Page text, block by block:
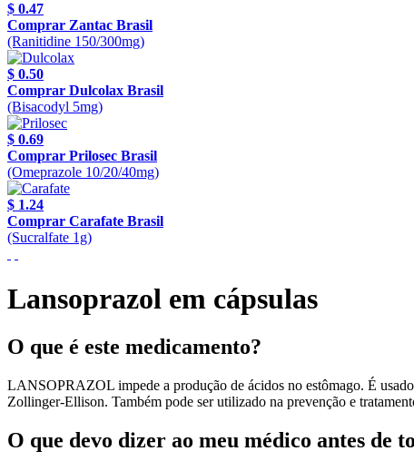
$ 0.47
Comprar Zantac Brasil
(Ranitidine 150/300mg)
$ 0.50
Comprar Dulcolax Brasil
(Bisacodyl 5mg)
$ 0.69
Comprar Prilosec Brasil
(Omeprazole 10/20/40mg)
$ 1.24
Comprar Carafate Brasil
(Sucralfate 1g)
Lansoprazol em cápsulas
O que é este medicamento?
LANSOPRAZOL impede a produção de ácidos no estômago. É
Zollinger-Ellison. Também pode ser utilizado na prevenção e
O que devo dizer ao meu médico antes de